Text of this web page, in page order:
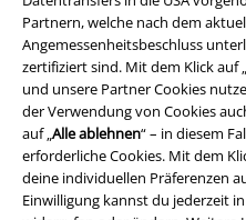
Partnern, welche nach dem
Angemessenheitsbeschluss
zertifiziert sind. Mit dem Klick auf „
und unsere Partner Cookies
der Verwendung von Cookies
auf „Alle ablehnen“ – in diesem
erforderliche Cookies. Mit dem
deine individuellen Präferenzen
Einwilligung kannst du jederzeit
A Warner